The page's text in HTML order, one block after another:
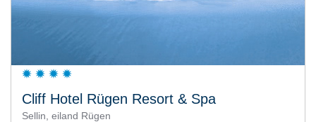
Cliff Hotel Rügen Resort & Spa
Sellin, eiland Rügen